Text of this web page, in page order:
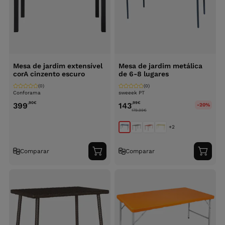
Mesa de jardim extensível
corA cinzento escuro
Conforama
(0)
399,90€
Comparar
Adicionar
ao
Mesa de jardim metálica
de 6-8 lugares
sweeek PT
(0)
143,99€
179.99€
-20%
+2
Comparar
ao